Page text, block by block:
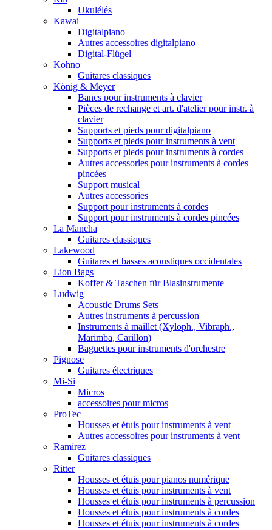
Ukulélés
Kawai
Digitalpiano
Autres accessoires digitalpiano
Digital-Flügel
Kohno
Guitares classiques
König & Meyer
Bancs pour instruments à clavier
Pièces de rechange et art. d'atelier pour instr. à
clavier
Supports et pieds pour digitalpiano
Supports et pieds pour instruments à vent
Supports et pieds pour instruments à cordes
Autres accessories pour instruments à cordes
pincées
Support musical
Autres accessories
Support pour instruments à cordes
Support pour instruments à cordes pincées
La Mancha
Guitares classiques
Lakewood
Guitares et basses acoustiques occidentales
Lion Bags
Koffer & Taschen für Blasinstrumente
Ludwig
Acoustic Drums Sets
Autres instruments à percussion
Instruments à maillet (Xyloph., Vibraph.,
Marimba, Carillon)
Baguettes pour instruments d'orchestre
Pignose
Guitares électriques
Mi-Si
Micros
accessoires pour micros
ProTec
Housses et étuis pour instruments à vent
Autres accessoires pour instruments à vent
Ramirez
Guitares classiques
Ritter
Housses et étuis pour pianos numérique
Housses et étuis pour instruments à vent
Housses et étuis pour instruments à percussion
Housses et étuis pour instruments à cordes
Housses et étuis pour instruments à cordes